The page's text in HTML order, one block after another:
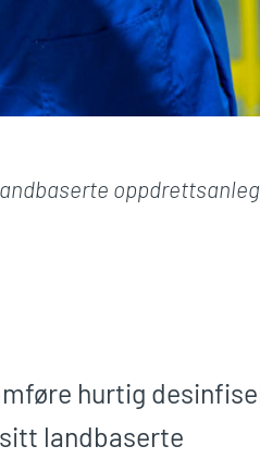
hurtig
landbaserte